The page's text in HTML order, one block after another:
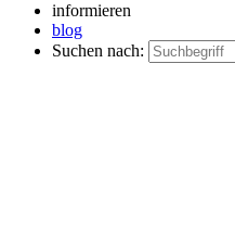
informieren
blog
Suchen nach: